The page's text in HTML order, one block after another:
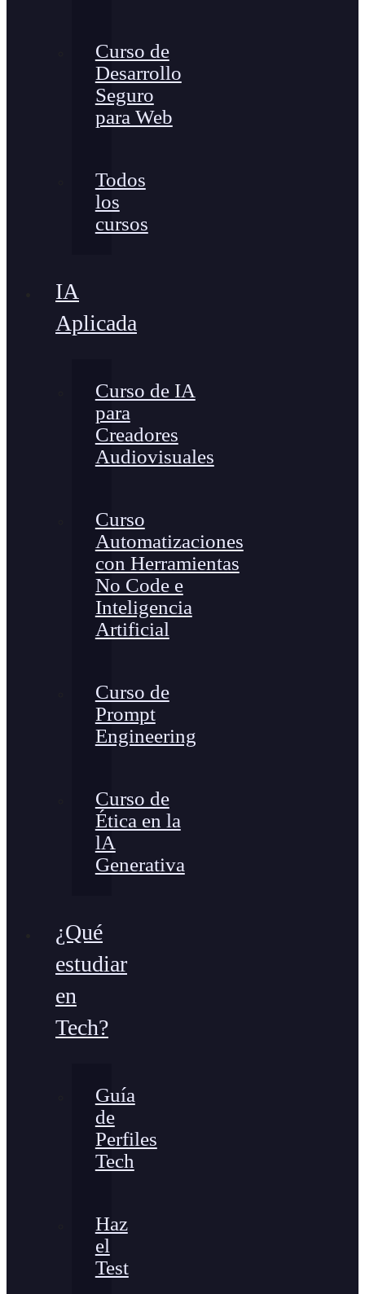
Curso de
Desarrollo
Seguro
para Web
Todos
los
cursos
IA
Aplicada
Curso de IA
para
Creadores
Audiovisuales
Curso
Automatizaciones
con Herramientas
No Code e
Inteligencia
Artificial
Curso de
Prompt
Engineering
Curso de
Ética en la
lA
Generativa
¿Qué
estudiar
en
Tech?
Guía
de
Perfiles
Tech
Haz
el
Test